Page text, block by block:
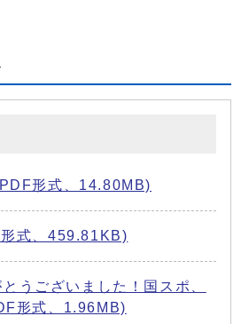
形式、14.80MB)
式、459.81KB)
うございました！国スポ、
形式、1.96MB)